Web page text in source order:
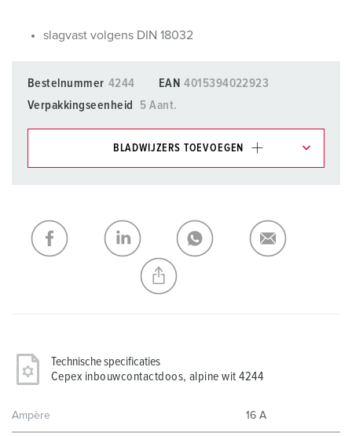
slagvast volgens DIN 18032
Bestelnummer 4244 EAN 4015394022923
Verpakkingseenheid
5 Aant.
BLADWIJZERS TOEVOEGEN
Mijn lijst TOEVOEGEN
NIEUW LIJST MAKEN
Technische specificaties
Cepex inbouwcontactdoos, alpine wit 4244
Ampère 16 A